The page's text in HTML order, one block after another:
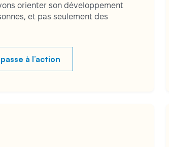
orienter son développement
et pas seulement des
à l’action